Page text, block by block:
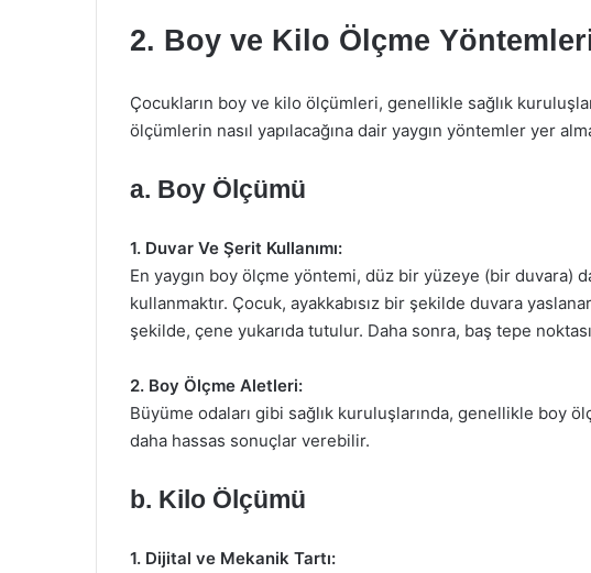
2. Boy ve Kilo Ölçme
Çocukların boy ve kilo ölçümleri, genellikle sağlık
ölçümlerin nasıl yapılacağına dair yaygın yöntemler yer
a. Boy Ölçümü
1. Duvar Ve Şerit Kullanımı:
En yaygın boy ölçme yöntemi, düz bir yüzeye (bir duvara)
kullanmaktır. Çocuk, ayakkabısız bir şekilde duvara
şekilde, çene yukarıda tutulur. Daha sonra, baş tepe
2. Boy Ölçme Aletleri:
Büyüme odaları gibi sağlık kuruluşlarında, genellikle boy
daha hassas sonuçlar verebilir.
b. Kilo Ölçümü
1. Dijital ve Mekanik Tartı: